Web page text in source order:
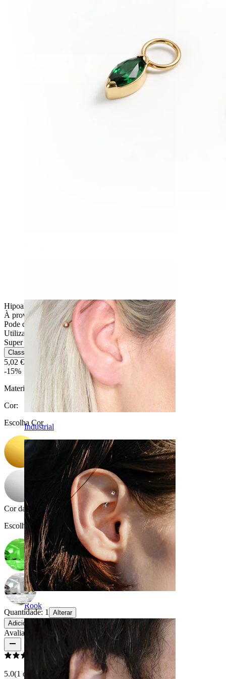
Industrial
Rook
Hipoalergénica
À prova de água
Pode durar a vida toda
Utilização diária
Super fácil
Classificação
5,02 €
-15%
Material:
Titânio
Cor:
Escolha Cor
Cor da pedra :
Escolha Cor da pedra
Quantidade: 1
Alterar
Adicionar ao carrinho
Avaliações do produto
5.0(1 opiniões)